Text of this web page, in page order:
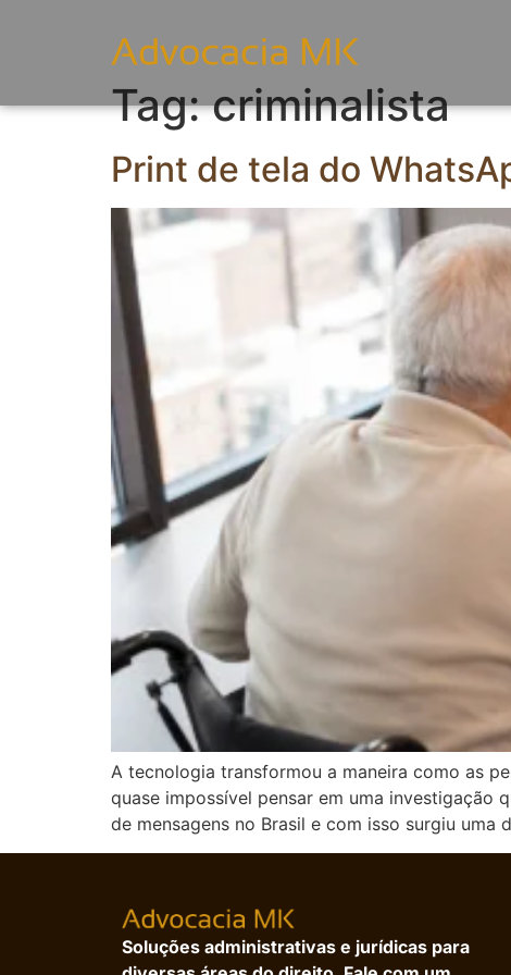
Tag:criminalista
Print de tela do
A tecnologia transformou a maneira como as
quase impossível pensar em uma investigação
de mensagens no Brasil e com isso surgiu uma
Soluções administrativas e jurídicas para